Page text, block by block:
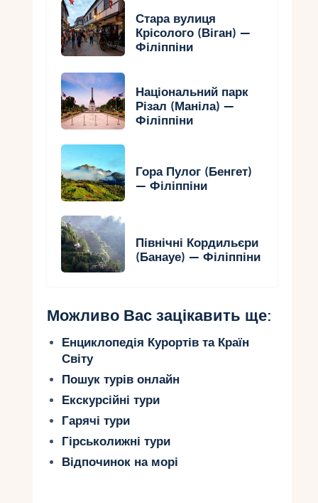
Стара вулиця
Крісолого (Віган) —
Філіппіни
Національний парк
Різал (Маніла) —
Філіппіни
Гора Пулог (Бенгет)
— Філіппіни
Північні Кордильєри
(Банауе) — Філіппіни
Можливо Вас зацікавить ще:
Енциклопедія Курортів та Країн
Світу
Пошук турів онлайн
Екскурсійні тури
Гарячі тури
Гірськолижні тури
Відпочинок на морі